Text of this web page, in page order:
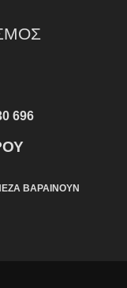
696
ΒΑΡΑΙΝΟΥΝ